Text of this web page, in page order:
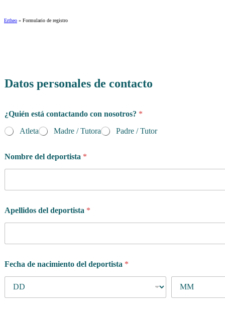
Ertheo » Formulario de registro
Datos personales de contacto
o
r
a
e
m
n
a
¿Quién está contactando con nosotros? *
Atleta
Madre / Tutora Padre / Tutor
Nombre del deportista *
Apellidos del deportista *
Fecha de nacimiento del deportista *